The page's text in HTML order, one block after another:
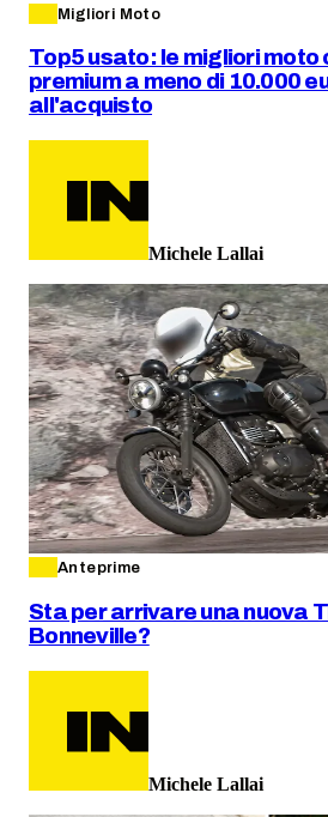
Migliori Moto
Top5 usato: le migliori moto
premium a meno di 10.000
all'acquisto
Michele Lallai
Anteprime
Sta per arrivare una nuova
Bonneville?
Michele Lallai